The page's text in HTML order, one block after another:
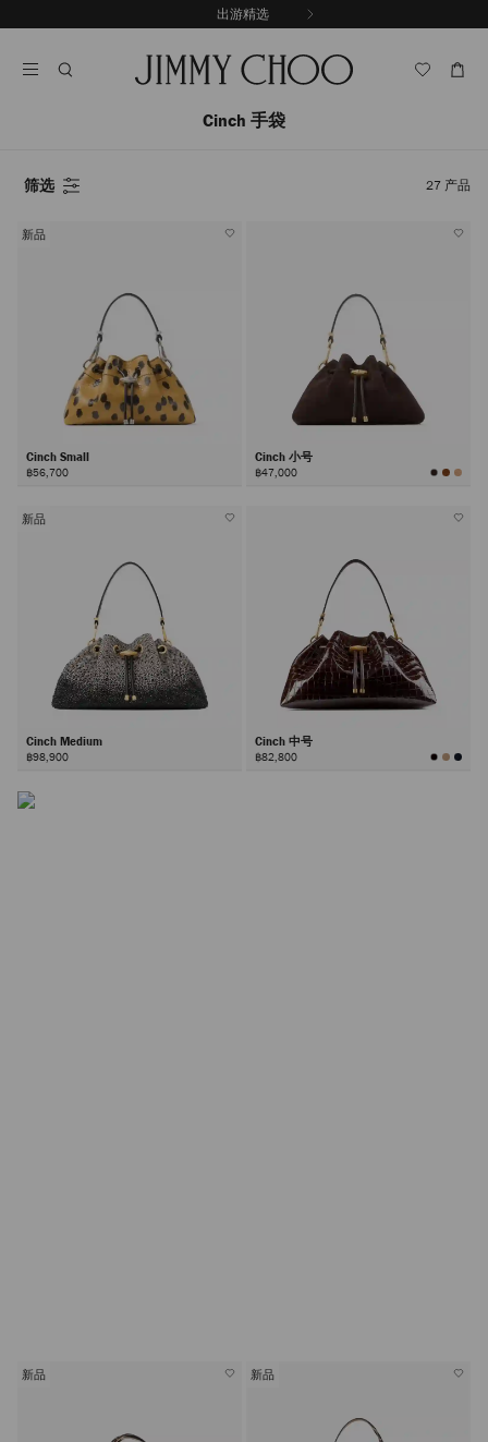
至
出游精选
Cinch 手袋
筛选 27 产品
新品
Cinch Small
฿56,700
Cinch 小号
฿47,000
新品
Cinch Medium
฿98,900
Cinch 中号
฿82,800
作为品牌标志性设计，Cinch 包袋推出多款尺寸，以多面五
新品 新品